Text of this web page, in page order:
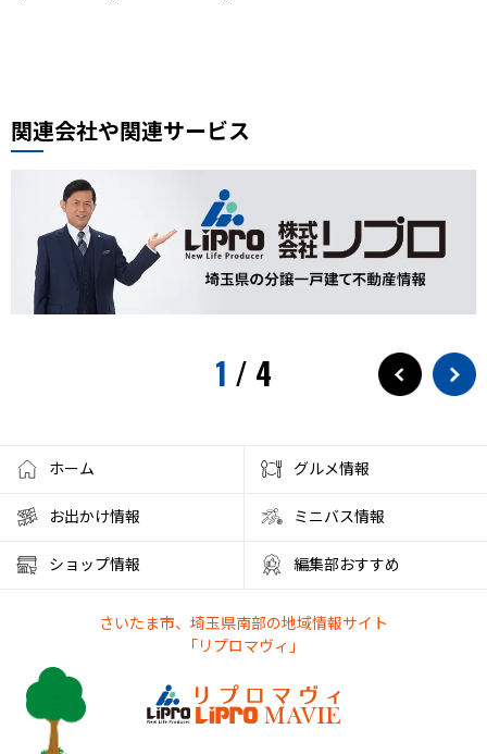
関連会社や関連サービス
1 / 4
ホーム グルメ情報
お出かけ情報 ミニバス情報
ショップ情報 編集部おすすめ
さいたま市、埼玉県南部の地域情報サイト
「リプロマヴィ」